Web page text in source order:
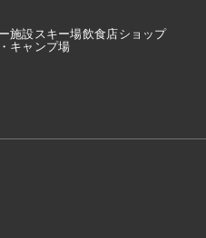
施設スキー場飲食店ショップ
キャンプ場